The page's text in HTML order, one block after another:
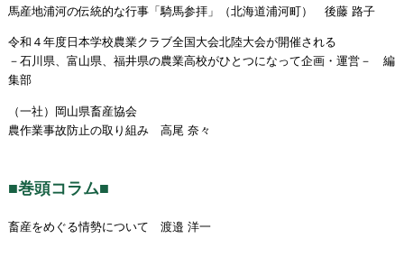
馬産地浦河の伝統的な行事「騎馬参拝」（北海道浦河町） 後藤 路子
令和４年度日本学校農業クラブ全国大会北陸大会が開催される
－石川県、富山県、福井県の農業高校がひとつになって企画・運営－ 編
集部
（一社）岡山県畜産協会
農作業事故防止の取り組み 高尾 奈々
■巻頭コラム■
畜産をめぐる情勢について 渡邉 洋一